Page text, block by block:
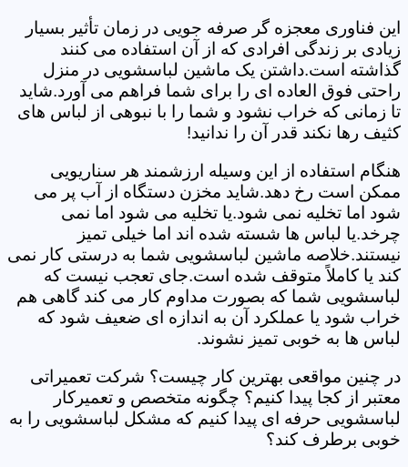
این فناوری معجزه گر صرفه جویی در زمان تأثیر بسیار
زیادی بر زندگی افرادی که از آن استفاده می کنند
گذاشته است.داشتن یک ماشین لباسشویی در منزل
راحتی فوق العاده ای را برای شما فراهم می آورد.شاید
تا زمانی که خراب نشود و شما را با نبوهی از لباس های
کثیف رها نکند قدر آن را ندانید!
هنگام استفاده از این وسیله ارزشمند هر سناریویی
ممکن است رخ دهد.شاید مخزن دستگاه از آب پر می
شود اما تخلیه نمی شود.یا تخلیه می شود اما نمی
چرخد.یا لباس ها شسته شده اند اما خیلی تمیز
نیستند.خلاصه ماشین لباسشویی شما به درستی کار نمی
کند یا کاملاً متوقف شده است.جای تعجب نیست که
لباسشویی شما که بصورت مداوم کار می کند گاهی هم
خراب شود یا عملکرد آن به اندازه ای ضعیف شود که
لباس ها به خوبی تمیز نشوند.
در چنین مواقعی بهترین کار چیست؟ شرکت تعمیراتی
معتبر از کجا پیدا کنیم؟ چگونه متخصص و تعمیرکار
لباسشویی حرفه ای پیدا کنیم که مشکل لباسشویی را به
خوبی برطرف کند؟